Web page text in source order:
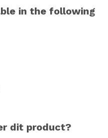
in the following
dit product?